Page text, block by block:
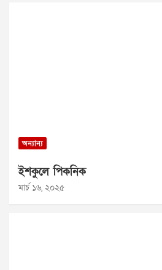
অন্যান্য
ইশকুলে পিকনিক
মার্চ ১৬, ২০২৫